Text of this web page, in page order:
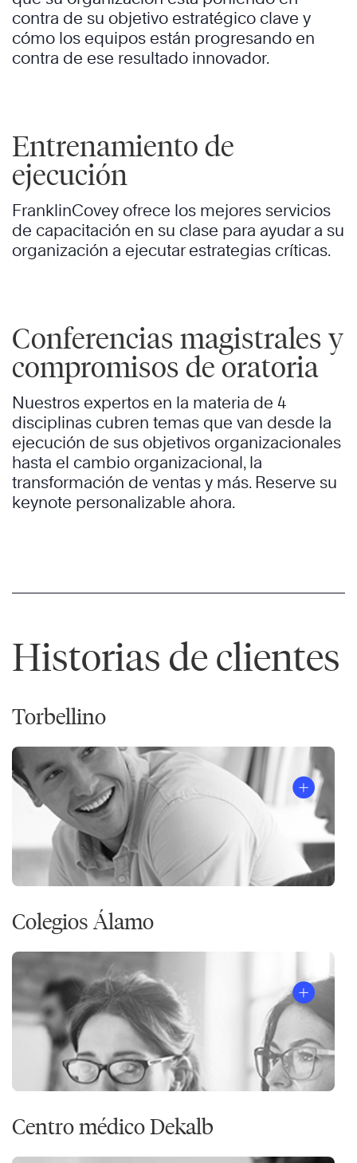
contra de su objetivo estratégico clave y
cómo los equipos están progresando en
contra de ese resultado innovador.
Entrenamiento de
ejecución
FranklinCovey ofrece los mejores servicios
de capacitación en su clase para ayudar a su
organización a ejecutar estrategias críticas.
Conferencias magistrales y
compromisos de oratoria
Nuestros expertos en la materia de 4
disciplinas cubren temas que van desde la
ejecución de sus objetivos organizacionales
hasta el cambio organizacional, la
transformación de ventas y más. Reserve su
keynote personalizable ahora.
Historias de clientes
Torbellino
Colegios Álamo
Centro médico Dekalb